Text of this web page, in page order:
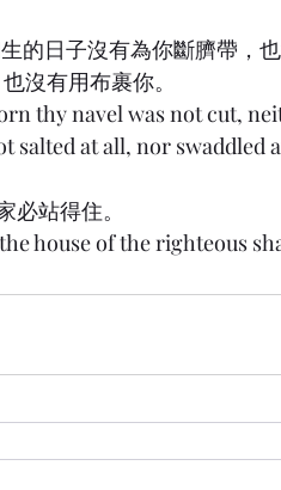
的日子沒有為你斷臍帶，
沒有用布裹你。
thy navel was not cut,
salted at all, nor swaddled
站得住。
house of the righteous